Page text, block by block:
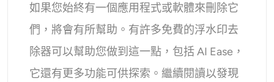
肖像工具
如果您始終有一個應用程式或軟體來刪除它
們，將會有所幫助。有許多免費的浮水印去
除器可以幫助您做到這一點，包括 AI Ease，
它還有更多功能可供探索。繼續閱讀以發現